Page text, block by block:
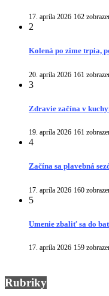
17. apríla 2026 162
2
Kolená po zime trpia,
20. apríla 2026 161
3
Zdravie začína v
19. apríla 2026 161
4
Začína sa plavebná
17. apríla 2026 160
5
Umenie zbaliť sa do
17. apríla 2026 159
Rubriky